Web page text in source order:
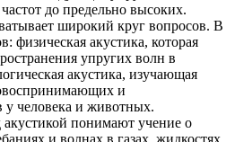
до предельно высоких.
широкий круг вопросов. В
физическая акустика, которая
упругих волн в
акустика, изучающая
и
у человека и животных.
понимают учение о
и волнах в газах, жидкостях